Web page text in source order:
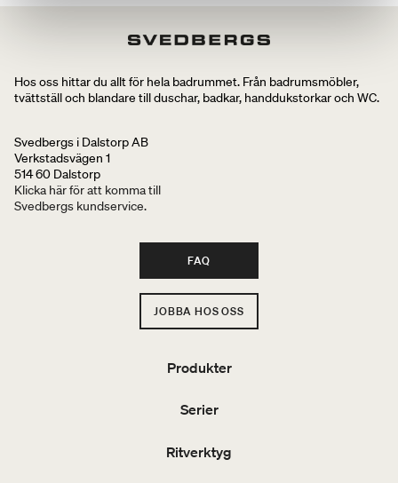
Hos oss hittar du allt för hela badrummet. Från badrumsmöbler,
tvättställ och blandare till duschar, badkar, handdukstorkar och WC.
Svedbergs i Dalstorp AB
Verkstadsvägen 1
514 60 Dalstorp
Klicka här för att komma till
Svedbergs kundservice.
FAQ
JOBBA HOS OSS
Produkter
Serier
Ritverktyg